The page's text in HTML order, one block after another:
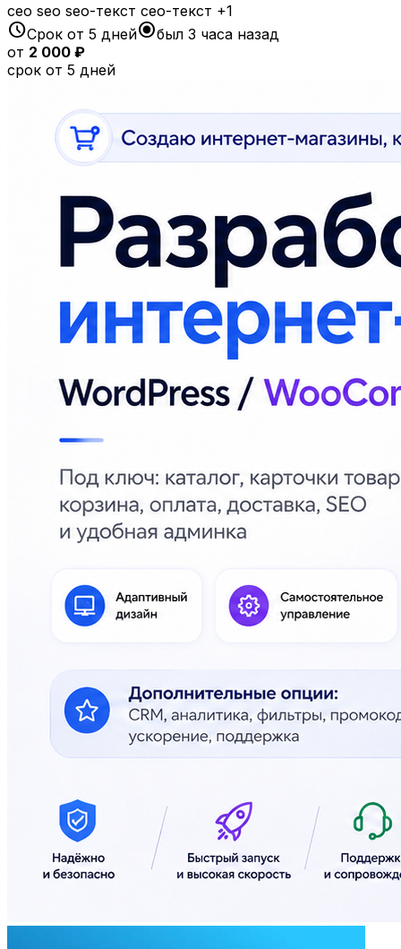
сео seo seo-текст сео-текст +1
scheduleСрок от 5 днейradio_button_checkedбыл 3 часа назад
от 2 000 ₽
срок от 5 дней